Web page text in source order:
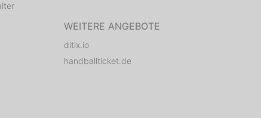
WEITERE ANGEBOTE
ditix.io
handballticket.de